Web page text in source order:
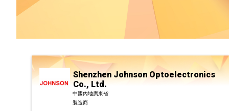
Shenzhen Johnson Optoelectronics
Co., Ltd.
中國內地廣東省
製造商